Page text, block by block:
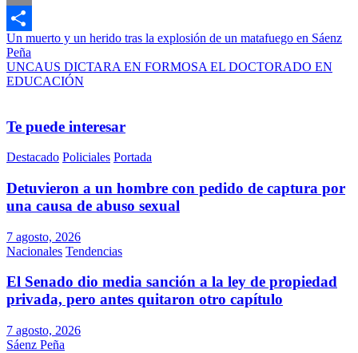
Link
Print
Compartir
Navegación
de
entradas
Un muerto y un herido tras la explosión de un matafuego en Sáenz
Peña
UNCAUS DICTARA EN FORMOSA EL DOCTORADO EN
EDUCACIÓN
Te puede interesar
Destacado Policiales Portada
Detuvieron a un hombre con pedido de captura por
una causa de abuso sexual
7 agosto, 2026
Nacionales Tendencias
El Senado dio media sanción a la ley de propiedad
privada, pero antes quitaron otro capítulo
7 agosto, 2026
Sáenz Peña